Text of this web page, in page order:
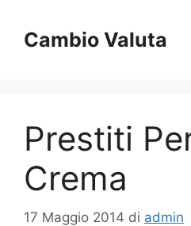
contenuto
Cambio Valuta
Prestiti
Crema
17 Maggio 2014 di admin